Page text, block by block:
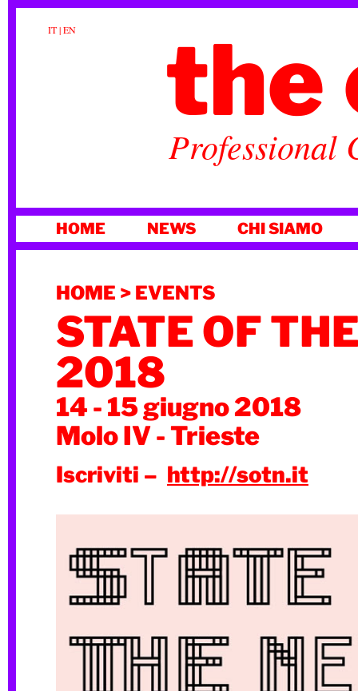
IT|EN the
Professional
AL
HOME NEWS CHI SIAMO
HOME > EVENTS
STATE OF
2018
14 - 15 giugno 2018
Molo IV - Trieste
Iscriviti – http://sotn.it